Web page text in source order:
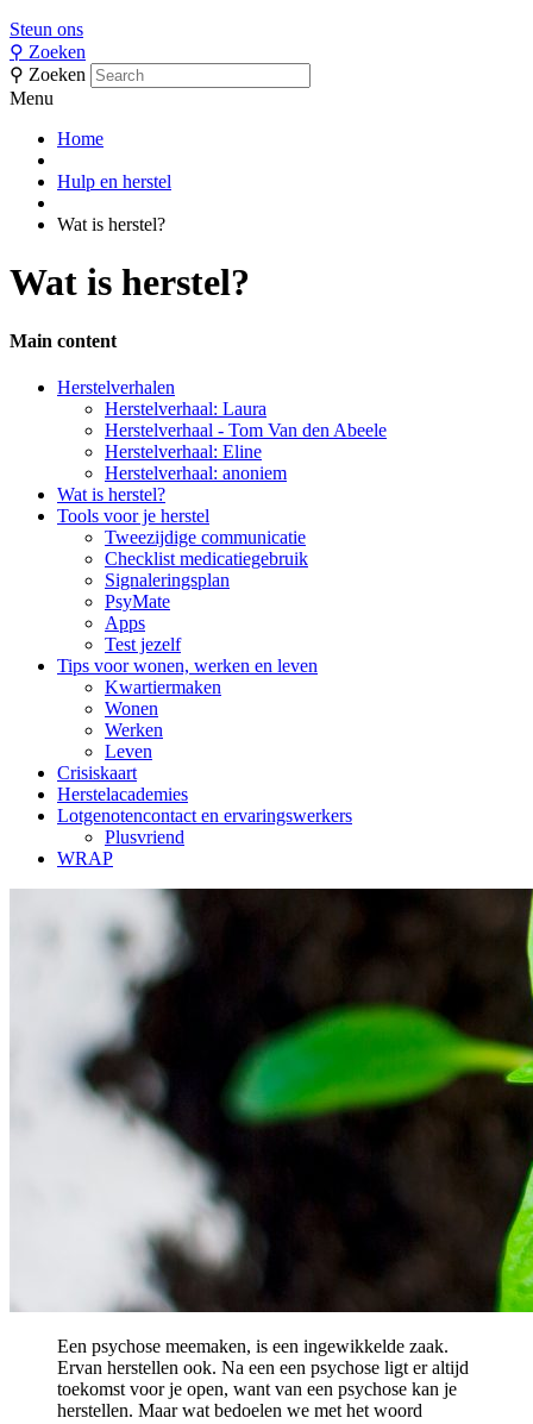
Steun ons
⚲ Zoeken
⚲ Zoeken
Menu
Home
Hulp en herstel
Wat is herstel?
Wat is herstel?
Main content
Side
Navigation
Herstelverhalen
Herstelverhaal: Laura
Herstelverhaal - Tom Van den Abeele
Herstelverhaal: Eline
Herstelverhaal: anoniem
Wat is herstel?
Tools voor je herstel
Tweezijdige communicatie
Checklist medicatiegebruik
Signaleringsplan
PsyMate
Apps
Test jezelf
Tips voor wonen, werken en leven
Kwartiermaken
Wonen
Werken
Leven
Crisiskaart
Herstelacademies
Lotgenotencontact en ervaringswerkers
Plusvriend
WRAP
Een psychose meemaken, is een ingewikkelde zaak.
Ervan herstellen ook. Na een een psychose ligt er altijd
toekomst voor je open, want van een psychose kan je
herstellen. Maar wat bedoelen we met het woord